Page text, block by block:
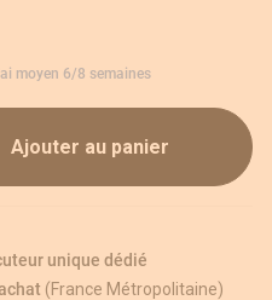
moyen 6/8 semaines
Ajouter au panier
unique dédié
(France Métropolitaine)